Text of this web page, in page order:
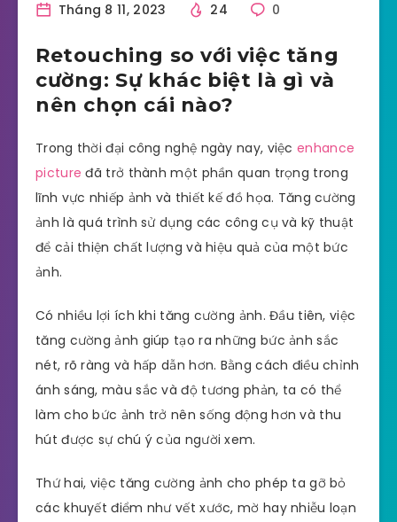
Tháng 8 11, 2023 24 0
Retouching so với việc tăng
cường: Sự khác biệt là gì và
nên chọn cái nào?
Trong thời đại công nghệ ngày nay, việc enhance
picture đã trở thành một phần quan trọng trong
lĩnh vực nhiếp ảnh và thiết kế đồ họa. Tăng cường
ảnh là quá trình sử dụng các công cụ và kỹ thuật
để cải thiện chất lượng và hiệu quả của một bức
ảnh.
Có nhiều lợi ích khi tăng cường ảnh. Đầu tiên, việc
tăng cường ảnh giúp tạo ra những bức ảnh sắc
nét, rõ ràng và hấp dẫn hơn. Bằng cách điều chỉnh
ánh sáng, màu sắc và độ tương phản, ta có thể
làm cho bức ảnh trở nên sống động hơn và thu
hút được sự chú ý của người xem.
Thứ hai, việc tăng cường ảnh cho phép ta gỡ bỏ
các khuyết điểm như vết xước, mờ hay nhiễu loạn